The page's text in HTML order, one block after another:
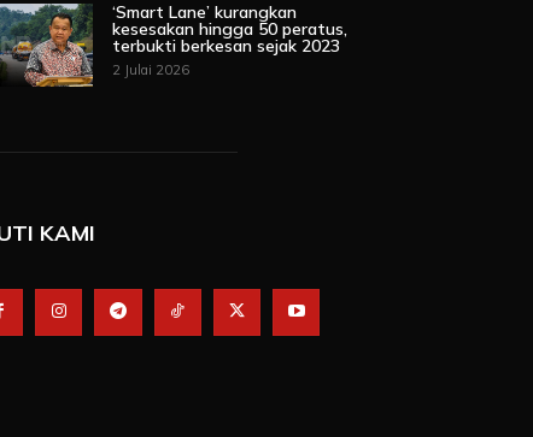
‘Smart Lane’ kurangkan
kesesakan hingga 50 peratus,
terbukti berkesan sejak 2023
2 Julai 2026
KAMI